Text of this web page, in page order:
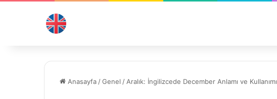
Anasayfa /Genel / Aralık: İngilizcede December Anlamı ve Kullanımı